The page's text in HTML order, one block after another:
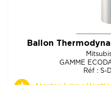
Ballon
GAMME
Réf : S-